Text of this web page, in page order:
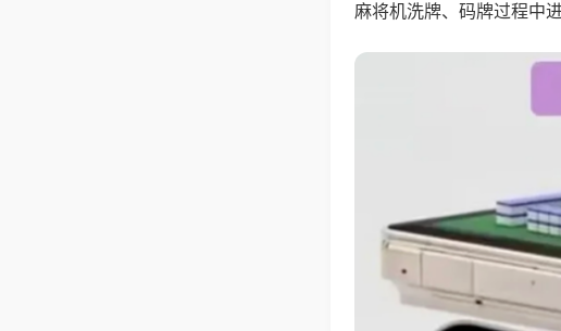
麻将机洗牌、码牌过程中